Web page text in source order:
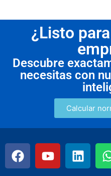
¿Listo
Descubre
necesitas con
Calcular